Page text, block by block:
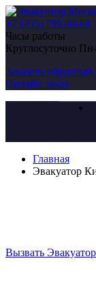
+7 (495) 799-80-68
Часы работы
Круглосуточно
Заказать обратный
Онлайн заказ
Главная
Эвакуатор
Вызвать